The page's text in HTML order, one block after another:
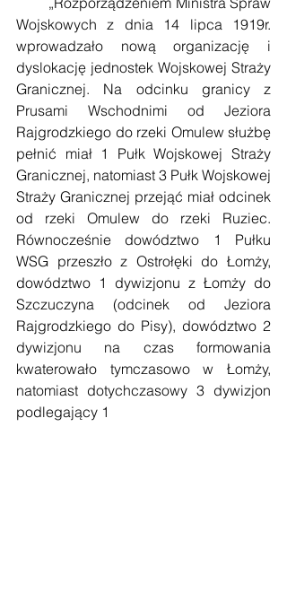
Wojskowych z dnia 14 lipca 1919r.
wprowadzało nową organizację i
dyslokację jednostek Wojskowej Straży
Granicznej. Na odcinku granicy z
Prusami Wschodnimi od Jeziora
Rajgrodzkiego do rzeki Omulew służbę
pełnić miał 1 Pułk Wojskowej Straży
Granicznej, natomiast 3 Pułk Wojskowej
Straży Granicznej przejąć miał odcinek
od rzeki Omulew do rzeki Ruziec.
Równocześnie dowództwo 1 Pułku
WSG przeszło z Ostrołęki do Łomży,
dowództwo 1 dywizjonu z Łomży do
Szczuczyna (odcinek od Jeziora
Rajgrodzkiego do Pisy), dowództwo 2
dywizjonu na czas formowania
kwaterowało tymczasowo w Łomży,
natomiast dotychczasowy 3 dywizjon
podlegający 1